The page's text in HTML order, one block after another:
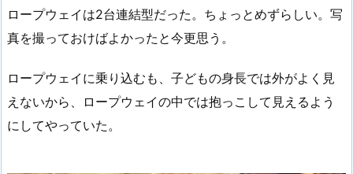
ロープウェイは2台連結型だった。ちょっとめずらしい。写
真を撮っておけばよかったと今更思う。
ロープウェイに乗り込むも、子どもの身長では外がよく見
えないから、ロープウェイの中では抱っこして見えるよう
にしてやっていた。